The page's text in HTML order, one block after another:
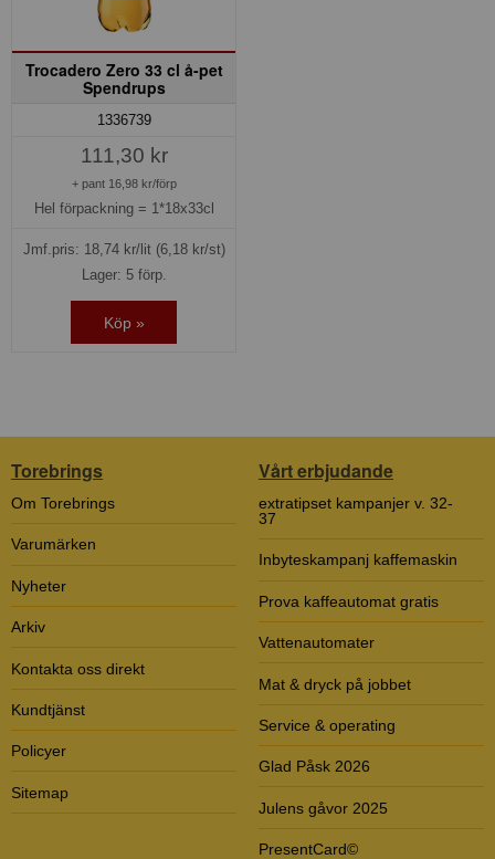
Trocadero Zero 33 cl å-pet
Spendrups
1336739
111,30 kr
+ pant 16,98 kr/förp
Hel förpackning = 1*18x33cl
Jmf.pris: 18,74kr/lit (6,18 kr/st)
Lager: 5 förp.
Köp »
Torebrings
Om Torebrings
Varumärken
Nyheter
Arkiv
Kontakta oss direkt
Kundtjänst
Policyer
Sitemap
Vårt erbjudande
extratipset kampanjer v. 32-
37
Inbyteskampanj kaffemaskin
Prova kaffeautomat gratis
Vattenautomater
Mat & dryck på jobbet
Service & operating
Glad Påsk 2026
Julens gåvor 2025
PresentCard©